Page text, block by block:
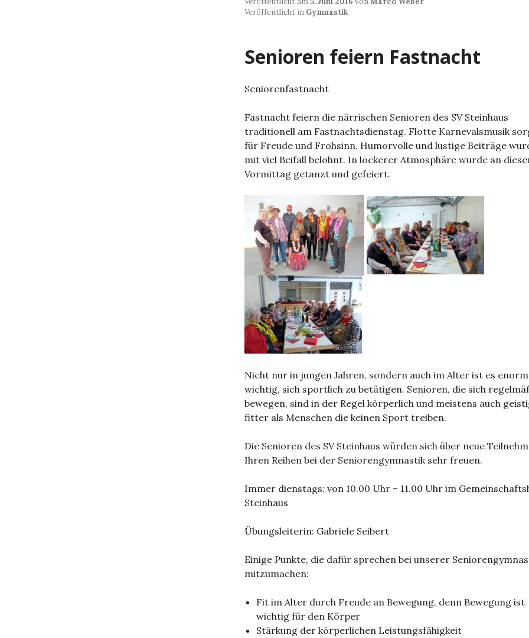
Veröffentlicht in Gymnastik
Senioren feiern Fastnacht
Seniorenfastnacht
Fastnacht feiern die närrischen Senioren des SV Steinhaus
traditionell am Fastnachtsdienstag. Flotte Karnevalsmusik
für Freude und Frohsinn. Humorvolle und lustige Beiträge
mit viel Beifall belohnt. In lockerer Atmosphäre wurde an
Vormittag getanzt und gefeiert.
Nicht nur in jungen Jahren, sondern auch im Alter ist es enorm
wichtig, sich sportlich zu betätigen. Senioren, die sich
bewegen, sind in der Regel körperlich und meistens auch
fitter als Menschen die keinen Sport treiben.
Die Senioren des SV Steinhaus würden sich über neue
Ihren Reihen bei der Seniorengymnastik sehr freuen.
Immer dienstags: von 10.00 Uhr – 11.00 Uhr im
Steinhaus
Übungsleiterin: Gabriele Seibert
Einige Punkte, die dafür sprechen bei unserer
mitzumachen:
Fit im Alter durch Freude an Bewegung, denn Bewegung ist
wichtig für den Körper
Stärkung der körperlichen Leistungsfähigkeit